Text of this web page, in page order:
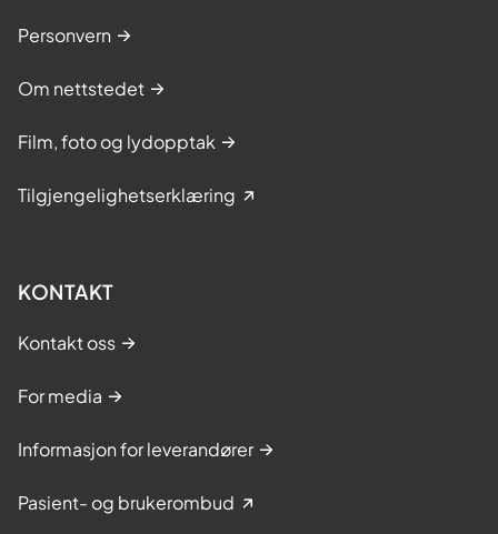
Personvern
Om nettstedet
Film, foto og lydopptak
Tilgjengelighetserklæring
KONTAKT
Kontakt oss
For media
Informasjon for leverandører
Pasient- og brukerombud